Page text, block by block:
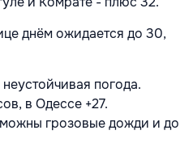
днём ожидается до 30,
погода.
в Одессе +27.
грозовые дожди и до